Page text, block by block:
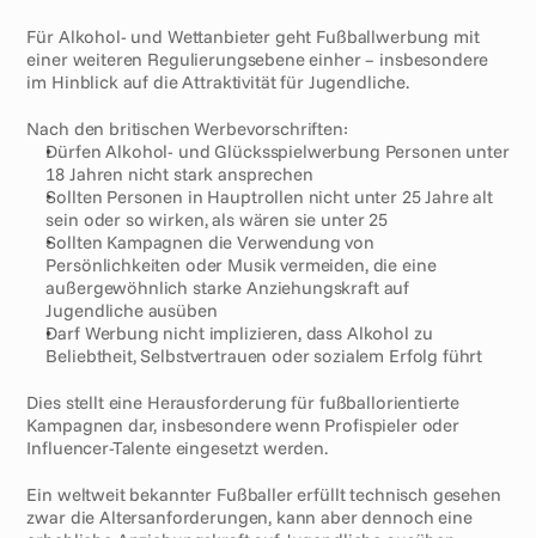
Für Alkohol- und Wettanbieter geht Fußballwerbung mit
einer weiteren Regulierungsebene einher – insbesondere
im Hinblick auf die Attraktivität für Jugendliche.
Nach den britischen Werbevorschriften:
Dürfen Alkohol- und Glücksspielwerbung Personen unter
18 Jahren nicht stark ansprechen
Sollten Personen in Hauptrollen nicht unter 25 Jahre alt
sein oder so wirken, als wären sie unter 25
Sollten Kampagnen die Verwendung von
Persönlichkeiten oder Musik vermeiden, die eine
außergewöhnlich starke Anziehungskraft auf
Jugendliche ausüben
Darf Werbung nicht implizieren, dass Alkohol zu
Beliebtheit, Selbstvertrauen oder sozialem Erfolg führt
Dies stellt eine Herausforderung für fußballorientierte
Kampagnen dar, insbesondere wenn Profispieler oder
Influencer-Talente eingesetzt werden.
Ein weltweit bekannter Fußballer erfüllt technisch gesehen
zwar die Altersanforderungen, kann aber dennoch eine